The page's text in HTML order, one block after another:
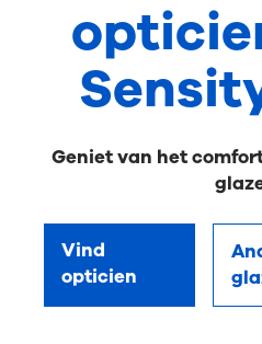
Geniet van het
Vind
opticien